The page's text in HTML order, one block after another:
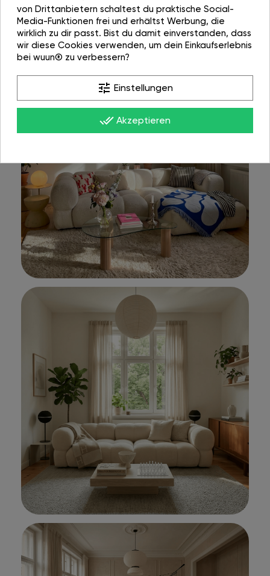
von Drittanbietern schaltest du praktische Social-
Media-Funktionen frei und erhältst Werbung, die
wirklich zu dir passt. Bist du damit einverstanden, dass
wir diese Cookies verwenden, um dein Einkaufserlebnis
bei wuun® zu verbessern?
tune Einstellungen
done_all Akzeptieren